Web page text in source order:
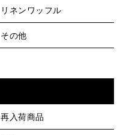
リネンワッフル
その他
再入荷商品